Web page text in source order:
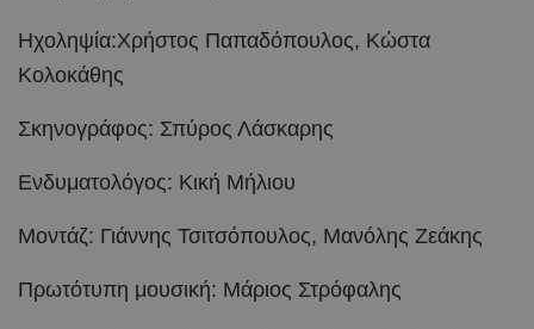
Ηχοληψία:Χρήστος Παπαδόπουλος, Κώστα
Κολοκάθης
Σκηνογράφος: Σπύρος Λάσκαρης
Ενδυματολόγος: Κική Μήλιου
Μοντάζ: Γιάννης Τσιτσόπουλος, Μανόλης Ζεάκης
Πρωτότυπη μουσική: Μάριος Στρόφαλης